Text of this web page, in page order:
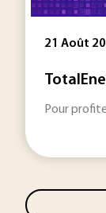
21 Août
Pour